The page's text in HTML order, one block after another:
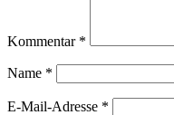
Kommentar *
Name *
E-Mail-Adresse *